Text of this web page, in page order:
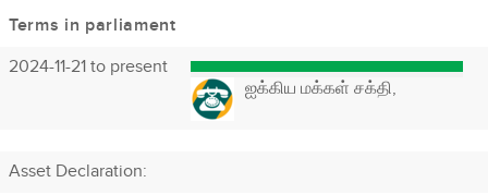
Terms in parliament
2024-11-21 to present
ஐக்கிய மக்கள் சக்தி,
Asset Declaration: